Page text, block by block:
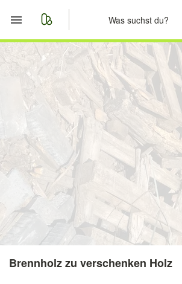
Start
Merkliste
Nachrichten
Anzeige aufgeben
Brennholz zu verschenken Holz